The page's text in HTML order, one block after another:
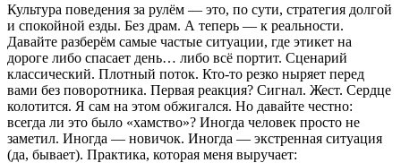
Культура поведения за рулём — это, по сути, стратегия долгой
и спокойной езды. Без драм. А теперь — к реальности.
Давайте разберём самые частые ситуации, где этикет на
дороге либо спасает день… либо всё портит. Сценарий
классический. Плотный поток. Кто-то резко ныряет перед
вами без поворотника. Первая реакция? Сигнал. Жест. Сердце
колотится. Я сам на этом обжигался. Но давайте честно:
всегда ли это было «хамство»? Иногда человек просто не
заметил. Иногда — новичок. Иногда — экстренная ситуация
(да, бывает). Практика, которая меня выручает: